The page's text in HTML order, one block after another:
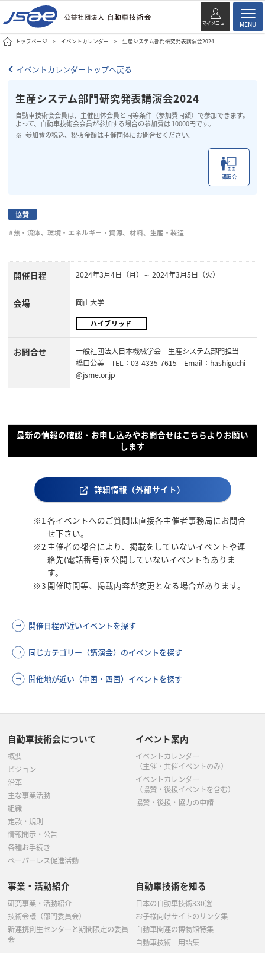
マイメニュー MENU
トップページ イベントカレンダー 生産システム部門研究発表講演会2024
イベントカレンダートップへ戻る
生産システム部門研究発表講演会2024
自動車技術会会員は、主催団体会員と同等条件（参加費同額）で参加できます。
よって、自動車技術会会員が参加する場合の参加費は 10000円です。
参加費の税込、税抜金額は主催団体にお問合せください。
講演会
協賛
#熱・流体、環境・エネルギー・資源、材料、生産・製造
開催日程 2024年3月4日（月）～ 2024年3月5日（火）
会場 岡山大学
ハイブリッド
お問合せ
一般社団法人日本機械学会 生産システム部門担当
橋口公美 TEL：03-4335-7615 Email：hashiguchi
@jsme.or.jp
最新の情報の確認・お申し込みやお問合せはこちらよりお願い
します
詳細情報（外部サイト）
※1 各イベントへのご質問は直接各主催者事務局にお問合
せ下さい。
※2 主催者の都合により、掲載をしていないイベントや連
絡先(電話番号)を公開していないイベントもありま
す。
※3 開催時間等、掲載内容が変更となる場合があります。
開催日程が近いイベントを探す
同じカテゴリー（講演会）のイベントを探す
開催地が近い（中国・四国）イベントを探す
自動車技術会について
概要
ビジョン
沿革
主な事業活動
組織
定款・規則
情報開示・公告
各種お手続き
ペーパーレス促進活動
イベント案内
イベントカレンダー
（主催・共催イベントのみ）
イベントカレンダー
（協賛・後援イベントを含む）
協賛・後援・協力の申請
事業・活動紹介
研究事業・活動紹介
技術会議（部門委員会）
新連携創生センターと期間限定の委員
会
自動車技術を知る
日本の自動車技術330選
お子様向けサイトのリンク集
自動車関連の博物館特集
自動車技術 用語集